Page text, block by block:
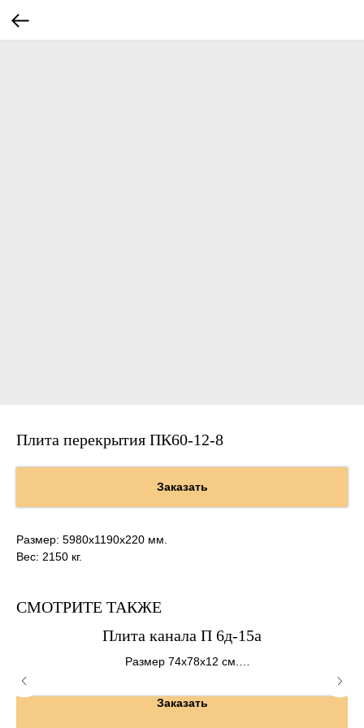
Плита перекрытия ПК60-12-8
Заказать
Размер: 5980х1190х220 мм.
Вес: 2150 кг.
СМОТРИТЕ ТАКЖЕ
Плита канала П 6д-15а
Размер 74х78х12 см.
Заказать